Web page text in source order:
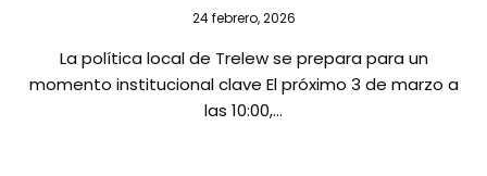
24 febrero, 2026
La política local de Trelew se prepara para un
momento institucional clave El próximo 3 de marzo a
las 10:00,…